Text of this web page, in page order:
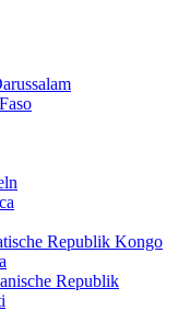
Republik Kongo
Republik